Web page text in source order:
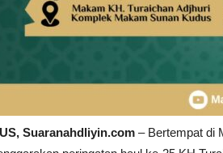
Suaranahdliyin.com – Bertempat di